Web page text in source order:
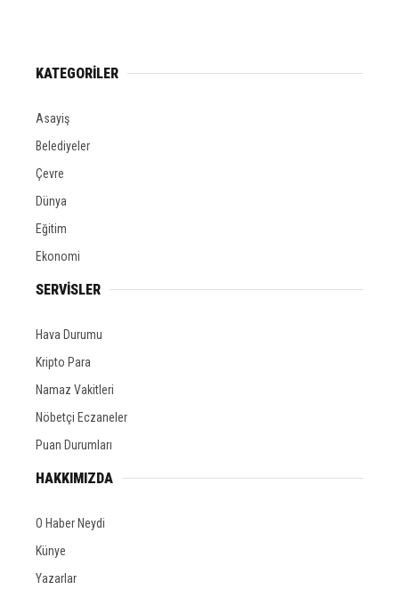
KATEGORİLER
Asayiş
Belediyeler
Çevre
Dünya
Eğitim
Ekonomi
SERVİSLER
Hava Durumu
Kripto Para
Namaz Vakitleri
Nöbetçi Eczaneler
Puan Durumları
HAKKIMIZDA
O Haber Neydi
Künye
Yazarlar